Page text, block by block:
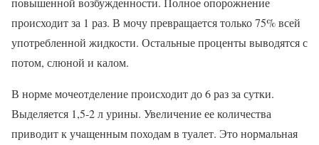
происходит за 1 раз. В мочу превращается только 75% всей
употребленной жидкости. Остальные проценты выводятся с
потом, слюной и калом.
В норме мочеотделение происходит до 6 раз за сутки.
Выделяется 1,5-2 л урины. Увеличение ее количества
приводит к учащенным походам в туалет. Это нормальная